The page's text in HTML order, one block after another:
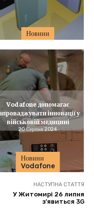
Новини
Новини
Vodafone
Vodafone допомагає
інновації у
військовій медицині
20 Серпня 2024
НАСТУПНА СТАТТЯ
У Житомирі 26 липня
з’явиться 3G